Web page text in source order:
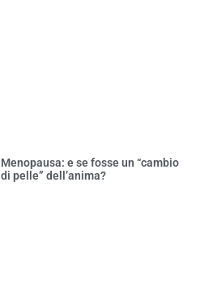
Menopausa: e se fosse un “cambio
di pelle” dell’anima?